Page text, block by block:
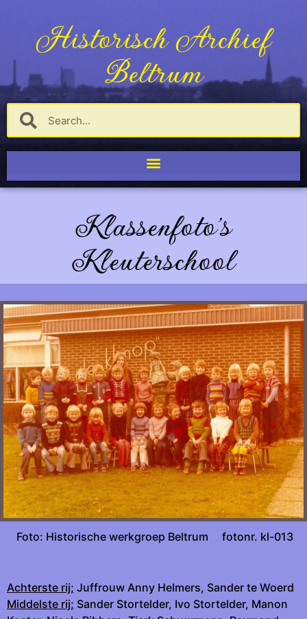
Historisch Archief
Beltrum
Klassenfoto's
Kleuterschool
Foto: Historische werkgroep Beltrum fotonr. kl-013
Achterste rij; Juffrouw Anny Helmers, Sander te Woerd
Middelste rij; Sander Stortelder, Ivo Stortelder, Manon